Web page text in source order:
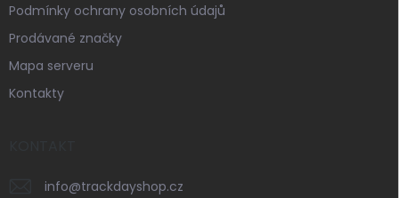
Podmínky ochrany osobních údajů
Prodávané značky
Mapa serveru
Kontakty
info@trackdayshop.cz